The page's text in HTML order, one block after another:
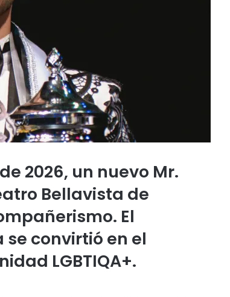
2026, un nuevo Mr.
Bellavista de
El
convirtió en el
LGBTIQA+.